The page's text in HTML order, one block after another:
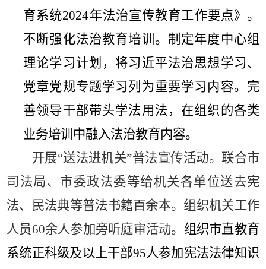
育系统2024年法治宣传教育工作要点》。
不断强化法治教育培训。制定年度中心组
理论学习计划，将习近平法治思想学习、
党章党规专题学习列为重要学习内容。完
善领导干部带头学法用法，在组织的各类
业务培训中融入法治教育内容。
开展“送法进机关”普法宣传活动。联合市
司法局、市委政法委等给机关各单位送去宪
法、民法典等普法书籍百余本。组织机关工作
人员60余人参加旁听庭审活动。 组织市直教育
系统正科级及以上干部95人参加宪法法律知识